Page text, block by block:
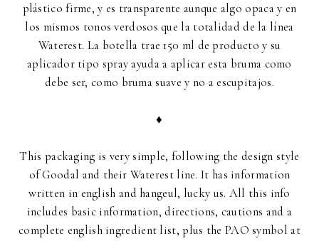
plástico firme, y es transparente aunque algo opaca y en
los mismos tonos verdosos que la totalidad de la línea
Waterest. La botella trae 150 ml de producto y su
aplicador tipo spray ayuda a aplicar esta bruma como
debe ser, como bruma suave y no a escupitajos.
♦
This packaging is very simple, following the design style
of Goodal and their Waterest line. It has information
written in english and hangeul, lucky us. All this info
includes basic information, directions, cautions and a
complete english ingredient list, plus the PAO symbol at